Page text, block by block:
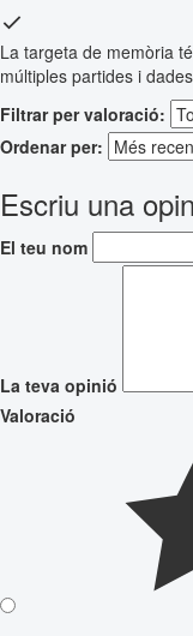
La targeta de memòria
múltiples partides i
Filtrar per valoració:
Ordenar per:
Escriu una
El teu nom
La teva opinió
Valoració